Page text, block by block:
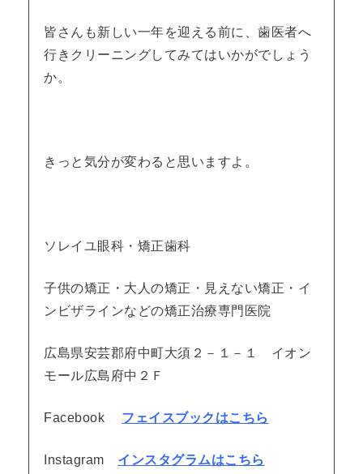
皆さんも新しい一年を迎える前に、歯医者へ
行きクリーニングしてみてはいかがでしょう
か。
きっと気分が変わると思いますよ。
ソレイユ眼科・矯正歯科
子供の矯正・大人の矯正・見えない矯正・イ
ンビザラインなどの矯正治療専門医院
広島県安芸郡府中町大須２－１－１ イオン
モール広島府中２Ｆ
Facebook フェイスブックはこちら
Instagram インスタグラムはこちら